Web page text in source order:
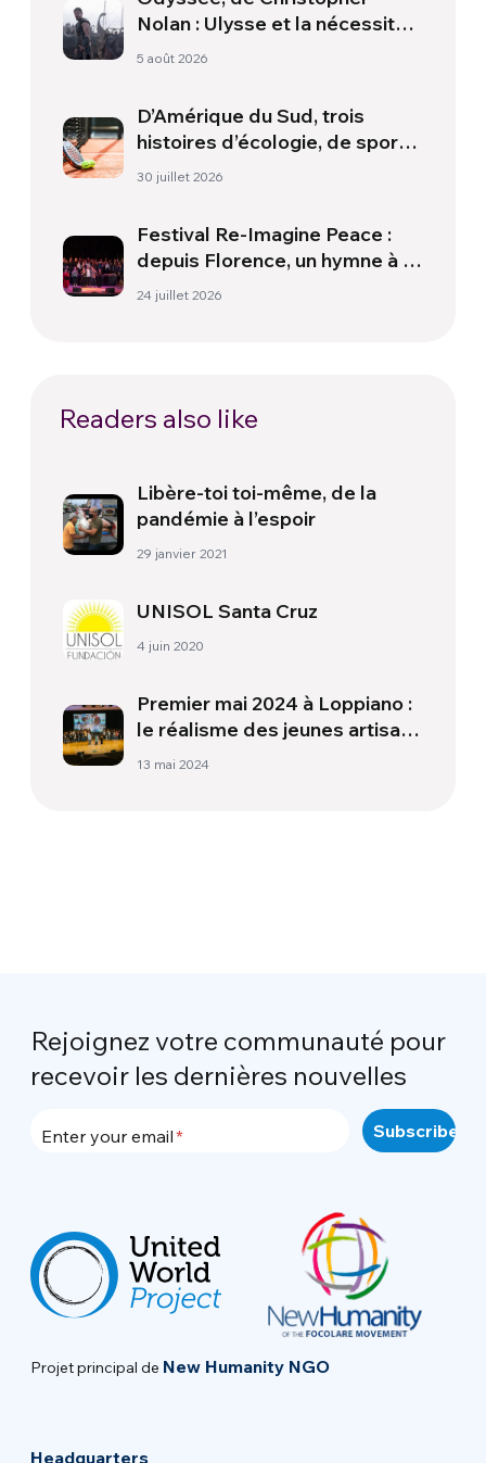
Nolan : Ulysse et la nécessité
d’une nouvelle aube
5 août 2026
D’Amérique du Sud, trois
histoires d’écologie, de sport
et de santé
30 juillet 2026
Festival Re-Imagine Peace :
depuis Florence, un hymne à la
paix
24 juillet 2026
Readers also like
Libère-toi toi-même, de la
pandémie à l’espoir
29 janvier 2021
UNISOL Santa Cruz
4 juin 2020
Premier mai 2024 à Loppiano :
le réalisme des jeunes artisans
de paix
13 mai 2024
Rejoignez votre communauté pour
recevoir les dernières nouvelles
Enter your email
Projet principal de New Humanity NGO
Headquarters